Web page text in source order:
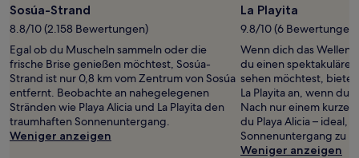
Foto
von
Rob
Gosse
Sosúa-Strand
8.8/10 (2.158 Bewertungen)
Egal ob du Muscheln sammeln oder die
frische Brise genießen möchtest, Sosúa-
Strand ist nur 0,8 km vom Zentrum von Sosúa
entfernt. Beobachte an nahegelegenen
Stränden wie Playa Alicia und La Playita den
traumhaften Sonnenuntergang.
Weniger anzeigen
La Playita
9.8/10 (6 Bewertungen)
Wenn dich das
du einen
sehen möchtest, bietet
La Playita an, wenn du
Nach nur einem
du Playa Alicia – ideal,
Sonnenuntergang zu
Weniger anzeigen